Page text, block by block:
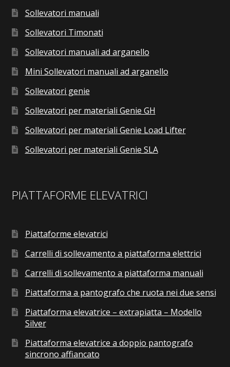
Sollevatori manuali
Sollevatori Timonati
Sollevatori manuali ad arganello
Mini Sollevatori manuali ad arganello
Sollevatori genie
Sollevatori per materiali Genie GH
Sollevatori per materiali Genie Load Lifter
Sollevatori per materiali Genie SLA
PIATTAFORME ELEVATRICI
Piattaforme elevatrici
Carrelli di sollevamento a piattaforma elettrici
Carrelli di sollevamento a piattaforma manuali
Piattaforma a pantografo che ruota nei due sensi
Piattaforma elevatrice – extrapiatta – Modello
Silver
Piattaforma elevatrice a doppio pantografo
sincrono affiancato